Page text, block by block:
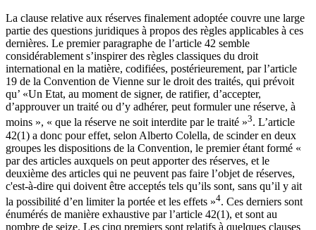
La clause relative aux réserves finalement adoptée couvre une large
partie des questions juridiques à propos des règles applicables à ces
dernières. Le premier paragraphe de l’article 42 semble
considérablement s’inspirer des règles classiques du droit
international en la matière, codifiées, postérieurement, par l’article
19 de la Convention de Vienne sur le droit des traités, qui prévoit
qu’ «Un Etat, au moment de signer, de ratifier, d’accepter,
d’approuver un traité ou d’y adhérer, peut formuler une réserve, à
moins », « que la réserve ne soit interdite par le traité »3. L’article
42(1) a donc pour effet, selon Alberto Colella, de scinder en deux
groupes les dispositions de la Convention, le premier étant formé «
par des articles auxquels on peut apporter des réserves, et le
deuxième des articles qui ne peuvent pas faire l’objet de réserves,
c'est-à-dire qui doivent être acceptés tels qu’ils sont, sans qu’il y ait
la possibilité d’en limiter la portée et les effets »4. Ces derniers sont
énumérés de manière exhaustive par l’article 42(1), et sont au
nombre de seize. Les cinq premiers sont relatifs à quelques clauses